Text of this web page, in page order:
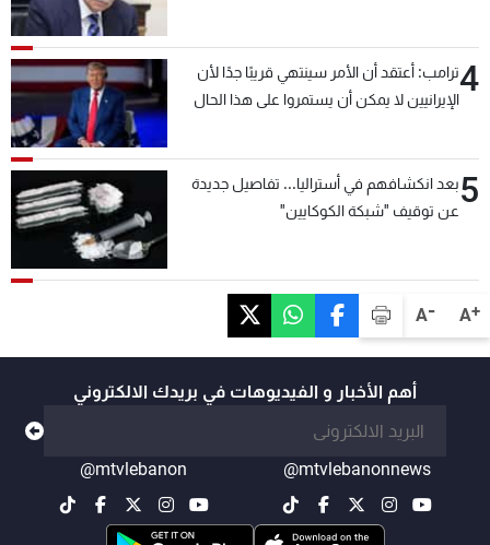
A+
A-
4ترامب: أعتقد أن الأمر سينتهي قريبًا جدًا لأن
الإيرانيين لا يمكن أن يستمروا على هذا الحال
5بعد انكشافهم في أستراليا... تفاصيل جديدة
عن توقيف "شبكة الكوكايين"
أهم الأخبار و الفيديوهات في بريدك الالكتروني
@mtvlebanonnews
@mtvlebanon